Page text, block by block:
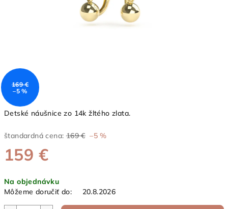
Detské náušnice zo 14k žltého zlata.
štandardná cena: 169 € –5 %
159 €
cena:
Na objednávku
Môžeme doručiť do:
20.8.2026
169 €
–5 %